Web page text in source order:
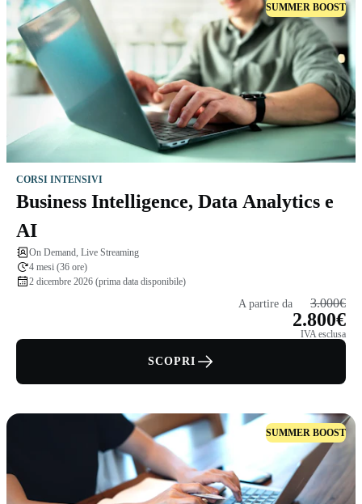
SUMMER BOOST
CORSI INTENSIVI
Business Intelligence, Data Analytics e
AI
On Demand, Live Streaming
4 mesi (36 ore)
2 dicembre 2026 (prima data disponibile)
A partire da 3.000€
2.800€
IVA esclusa
SCOPRI
SUMMER BOOST